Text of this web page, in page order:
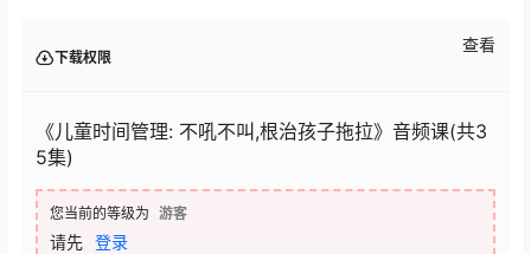
下载权限
查看
《儿童时间管理: 不吼不叫,根治孩子拖拉》音频课(共3
5集)
您当前的等级为 游客
请先 登录